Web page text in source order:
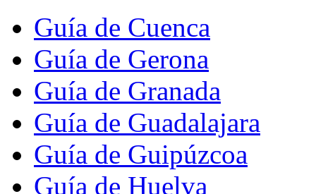
Guía de Cuenca
Guía de Gerona
Guía de Granada
Guía de Guadalajara
Guía de Guipúzcoa
Guía de Huelva